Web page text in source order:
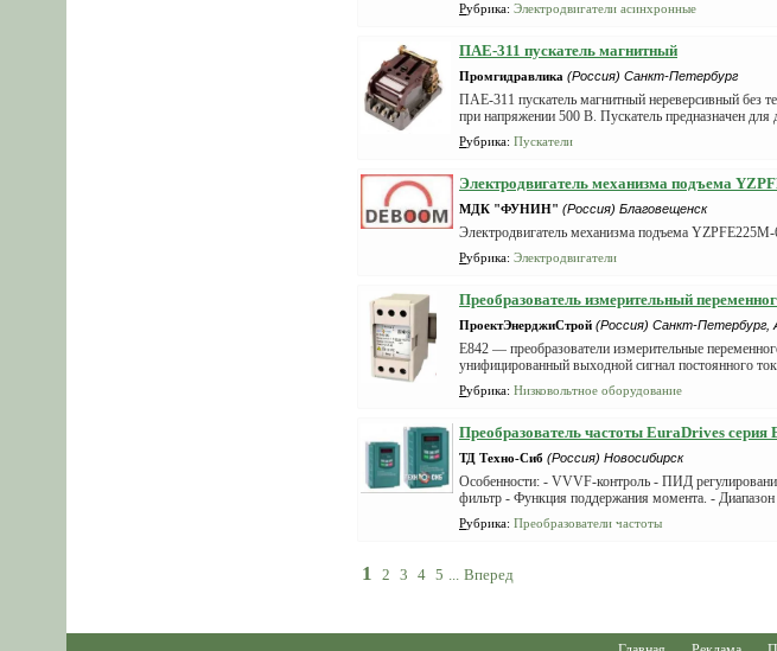
Рубрика: Электродвигатели асинхронные
ПАЕ-311 пускатель магнитный
Промгидравлика (Россия) Санкт-Петербург
ПАЕ-311 пускатель магнитный нереверсивный без
при напряжении 500 В. Пускатель предназначен для
Рубрика: Пускатели
Электродвигатель механизма подъема
МДК "ФУНИН" (Россия) Благовещенск
Электродвигатель механизма подъема
Рубрика: Электродвигатели
Преобразователь измерительный
ПроектЭнерджиСтрой (Россия) Санкт-Петербург,
Е842 — преобразователи измерительные
унифицированный выходной сигнал постоянного
Рубрика: Низковольтное оборудование
Преобразователь частоты EuraDrives серия
ТД Техно-Сиб (Россия) Новосибирск
Особенности: - VVVF-контроль - ПИД
фильтр - Функция поддержания момента. -
Рубрика: Преобразователи частоты
1 2 3 4 5 ... Вперед